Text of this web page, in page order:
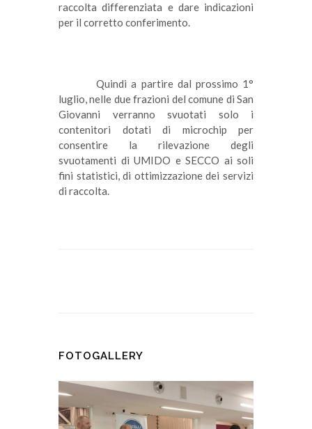
raccolta differenziata e dare indicazioni
per il corretto conferimento.
Quindi a partire dal prossimo 1°
luglio, nelle due frazioni del comune di San
Giovanni verranno svuotati solo i
contenitori dotati di microchip per
consentire la rilevazione degli
svuotamenti di UMIDO e SECCO ai soli
fini statistici, di ottimizzazione dei servizi
di raccolta.
FOTOGALLERY